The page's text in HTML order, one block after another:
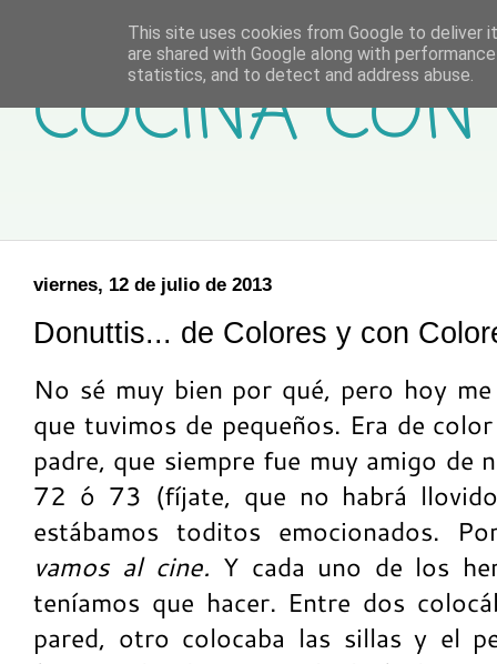
COCINA
viernes, 12 de julio de 2013
Donuttis... de Colores y con
No sé muy bien por qué, pero hoy
que tuvimos de pequeños. Era de
padre, que siempre fue muy amigo de
72 ó 73 (fíjate, que no habrá
estábamos toditos emocionados.
vamos al cine. Y cada uno de los
teníamos que hacer. Entre dos
pared, otro colocaba las sillas y el
This site uses cookies from Google to deliver
are shared with Google along with
statistics, and to detect and address abuse.